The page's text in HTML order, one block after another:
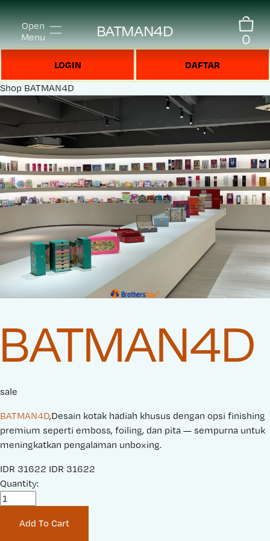
Open
Menu
BATMAN4D 0
LOGIN DAFTAR
Shop BATMAN4D
BATMAN4D
sale
BATMAN4D,Desain kotak hadiah khusus dengan opsi finishing
premium seperti emboss, foiling, dan pita — sempurna untuk
meningkatkan pengalaman unboxing.
S
a
IDR 31622 O
IDR 31622
Quantity:
Add To Cart